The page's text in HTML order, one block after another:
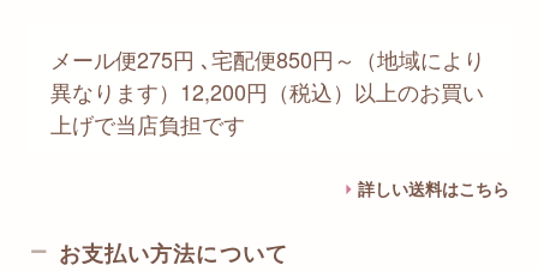
メール便275円 ､宅配便850円～（地域により
異なります）12,200円（税込）以上のお買い
上げで当店負担です
詳しい送料はこちら
お支払い方法について